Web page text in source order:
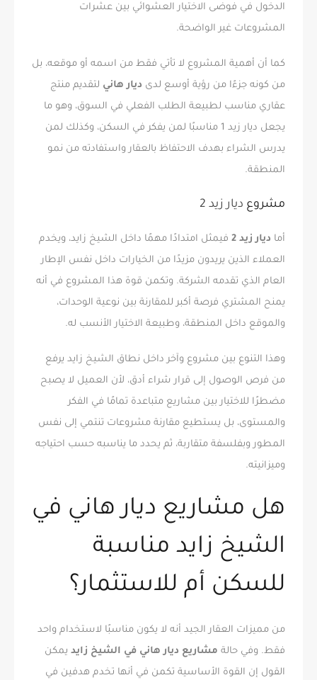
الدخول في فوضى الاختيار العشوائي بين عشرات
المشروعات غير الواضحة.
كما أن أهمية المشروع لا تأتي فقط من اسمه أو موقعه، بل
من كونه جزءًا من رؤية أوسع لدى ديار هاني لتقديم منتج
عقاري مناسب لطبيعة الطلب الفعلي في السوق، وهو ما
يجعل ديار زيد 1 مناسبًا لمن يفكر في السكن، وكذلك لمن
يدرس الشراء بهدف الاحتفاظ بالعقار واستفادته من نمو
المنطقة.
مشروع ديار زيد 2
أما ديار زيد 2
فيمثل امتدادًا مهمًا داخل الشيخ زايد، ويخدم
العملاء الذين يريدون مزيدًا من الخيارات داخل نفس الإطار
العام الذي تقدمه الشركة. وتكمن قوة هذا المشروع في أنه
يمنح المشتري فرصة أكبر للمقارنة بين نوعية الوحدات،
والموقع داخل المنطقة، وطبيعة الاختيار الأنسب له.
وهذا التنوع بين مشروع وآخر داخل نطاق الشيخ زايد يرفع
من فرص الوصول إلى قرار شراء أدق، لأن العميل لا يصبح
مضطرًا للاختيار بين مشاريع متباعدة تمامًا في الفكر
والمستوى، بل يستطيع مقارنة مشروعات تنتمي إلى نفس
المطور وبفلسفة متقاربة، ثم يحدد ما يناسبه حسب احتياجه
وميزانيته.
هل مشاريع ديار هاني في
الشيخ زايد مناسبة
للسكن أم للاستثمار؟
من مميزات العقار الجيد أنه لا يكون مناسبًا لاستخدام واحد
فقط. وفي حالة مشاريع ديار هاني في الشيخ زايد يمكن
القول إن القوة الأساسية تكمن في أنها تخدم هدفين في